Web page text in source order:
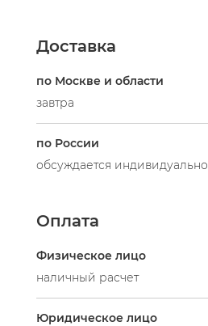
Доставка
по Москве и области
завтра
по России
обсуждается индивидуально
Оплата
Физическое лицо
наличный расчет
Юридическое лицо